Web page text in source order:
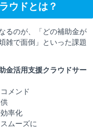
ウドとは？
るのが、「どの補助金が
雑で面倒」といった課題
金活用支援クラウドサー
メンド
率化
ムーズに